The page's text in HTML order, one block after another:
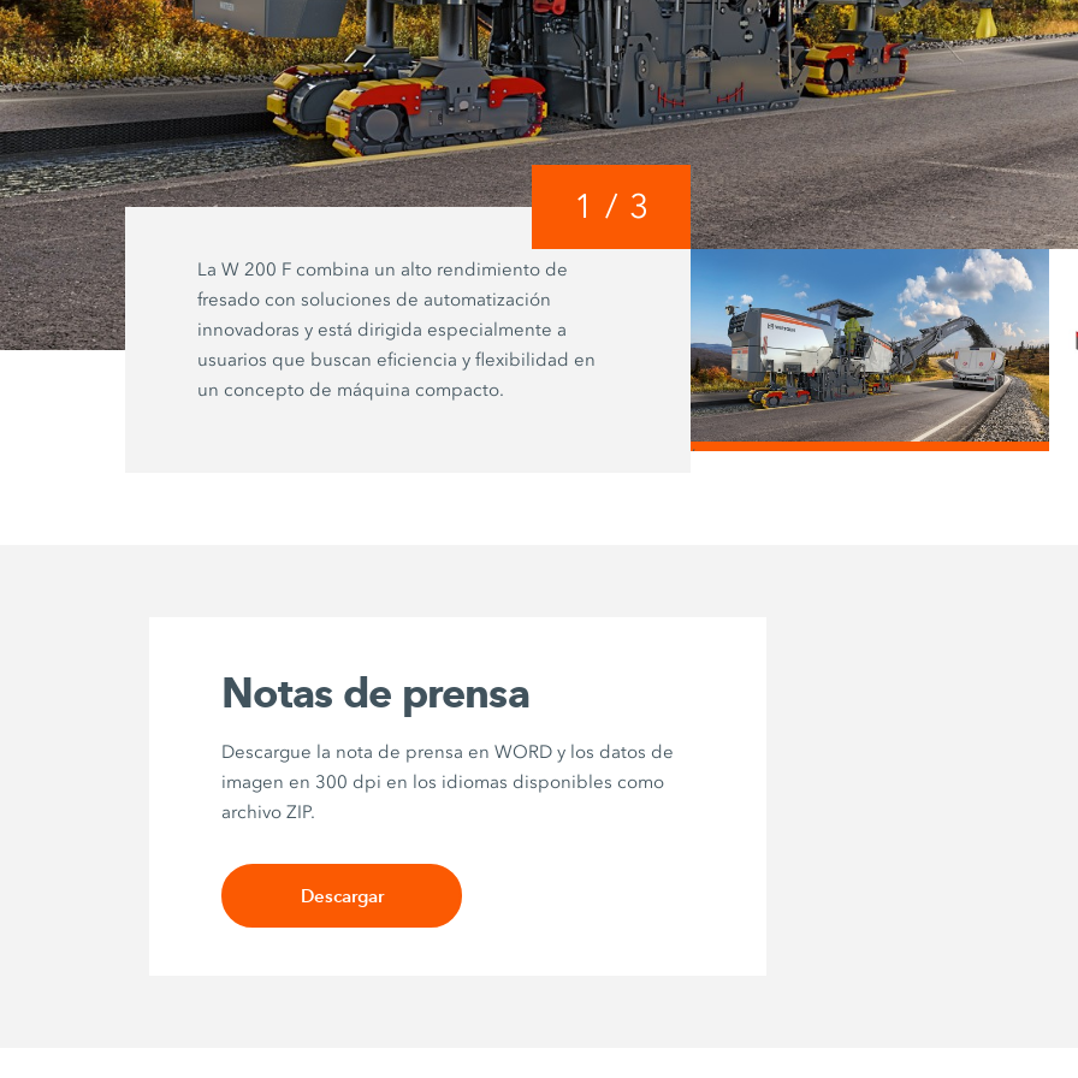
1 / 3
La W 200 F combina un alto rendimiento de
fresado con soluciones de automatización
innovadoras y está dirigida especialmente a
usuarios que buscan eficiencia y flexibilidad en
un concepto de máquina compacto.
WPT Milling permite determinar
perfil de la sección transversal de
transmitir en tiempo real los datos
consumo al John Deere Operations
/
Notas de prensa
Descargue la nota de prensa en WORD y los datos de
imagen en 300 dpi en los idiomas disponibles como
archivo ZIP.
Descargar